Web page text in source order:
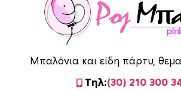
Μπαλόνια και είδη πάρτυ,
Τηλ:(30) 210 300